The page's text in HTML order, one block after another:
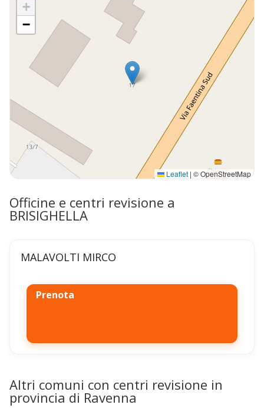
+
−
Leaflet | © OpenStreetMap
Officine e centri revisione a
BRISIGHELLA
MALAVOLTI MIRCO
Prenota
Altri comuni con centri revisione in
provincia di Ravenna